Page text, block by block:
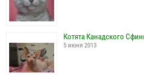
Котята Канадского
5 июня 2013